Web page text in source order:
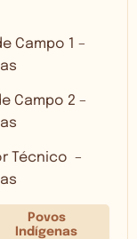
Campo 1 –
Campo 2 –
Técnico –
Povos
Indígenas